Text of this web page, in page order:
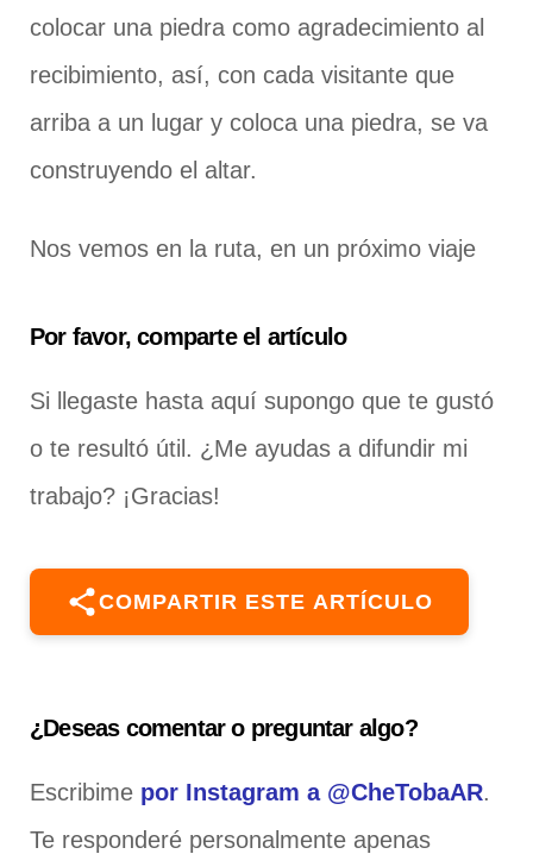
colocar una piedra como agradecimiento al
recibimiento, así, con cada visitante que
arriba a un lugar y coloca una piedra, se va
construyendo el altar.
Nos vemos en la ruta, en un próximo viaje
Por favor, comparte el artículo
Si llegaste hasta aquí supongo que te gustó
o te resultó útil. ¿Me ayudas a difundir mi
trabajo? ¡Gracias!
COMPARTIR ESTE ARTÍCULO
¿Deseas comentar o preguntar algo?
Escribime por Instagram a @CheTobaAR.
Te responderé personalmente apenas